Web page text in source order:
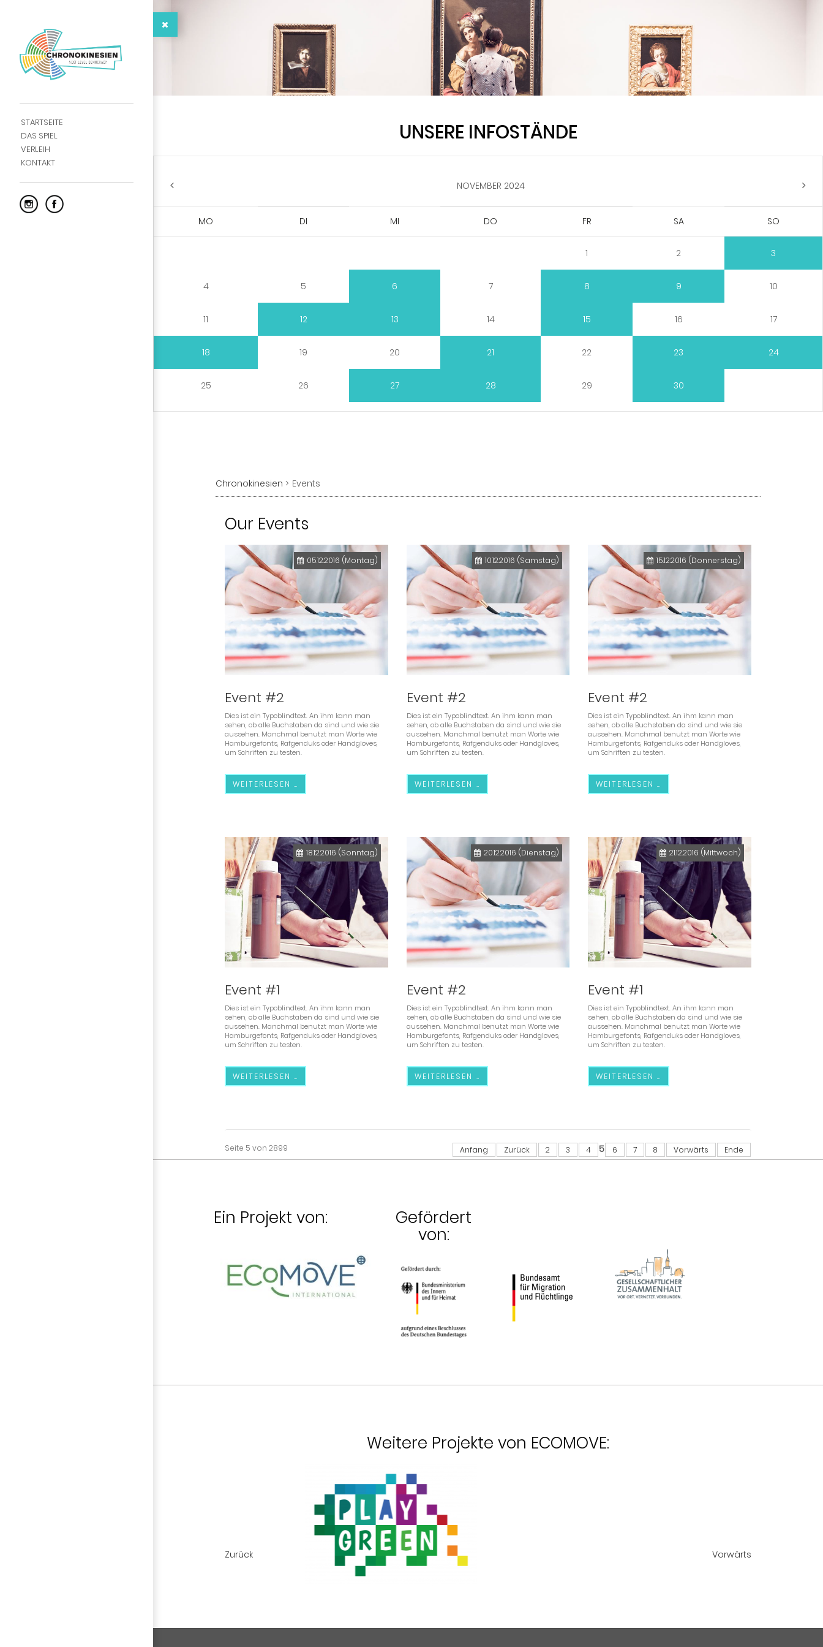
UNSERE INFOSTÄNDE
NOVEMBER 2024
MO DI MI DO FR SA SO
1 2 3
4 5 6 7 8 9 10
11 12 13 14 15 16 17
18 19 20 21 22 23 24
25 26 27 28 29 30
Chronokinesien Events
Our Events
05.12.2016 (Montag)
Event #2
Dies ist ein Typoblindtext. An ihm kann man
sehen, ob alle Buchstaben da sind und wie sie
aussehen. Manchmal benutzt man Worte wie
Hamburgefonts, Rafgenduks oder Handgloves,
um Schriften zu testen.
WEITERLESEN …
10.12.2016 (Samstag)
Event #2
Dies ist ein Typoblindtext. An ihm kann man
sehen, ob alle Buchstaben da sind und wie sie
aussehen. Manchmal benutzt man Worte wie
Hamburgefonts, Rafgenduks oder Handgloves,
um Schriften zu testen.
WEITERLESEN …
15.12.2016 (Donnerstag)
Event #2
Dies ist ein Typoblindtext. An ihm kann man
sehen, ob alle Buchstaben da sind und wie sie
aussehen. Manchmal benutzt man Worte wie
Hamburgefonts, Rafgenduks oder Handgloves,
um Schriften zu testen.
WEITERLESEN …
18.12.2016 (Sonntag)
Event #1
Dies ist ein Typoblindtext. An ihm kann man
sehen, ob alle Buchstaben da sind und wie sie
aussehen. Manchmal benutzt man Worte wie
Hamburgefonts, Rafgenduks oder Handgloves,
um Schriften zu testen.
WEITERLESEN …
20.12.2016 (Dienstag)
Event #2
Dies ist ein Typoblindtext. An ihm kann man
sehen, ob alle Buchstaben da sind und wie sie
aussehen. Manchmal benutzt man Worte wie
Hamburgefonts, Rafgenduks oder Handgloves,
um Schriften zu testen.
WEITERLESEN …
21.12.2016 (Mittwoch)
Event #1
Dies ist ein Typoblindtext. An ihm kann man
sehen, ob alle Buchstaben da sind und wie sie
aussehen. Manchmal benutzt man Worte wie
Hamburgefonts, Rafgenduks oder Handgloves,
um Schriften zu testen.
WEITERLESEN …
Seite 5 von 2899 Anfang Zurück 2 3 4 5 6 7 8 Vorwärts Ende
Ein Projekt von: Gefördert
von:
Weitere Projekte von ECOMOVE:
Zurück Vorwärts
STARTSEITE
DAS SPIEL
VERLEIH
KONTAKT